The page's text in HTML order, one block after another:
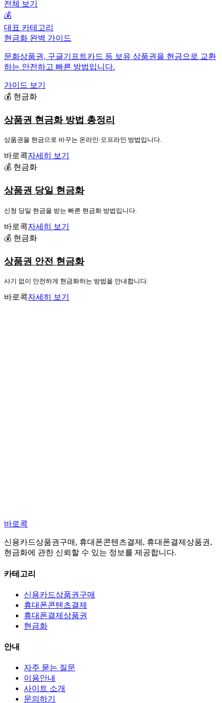
전체 보기
💰
대표 카테고리
현금화 완벽 가이드
문화상품권, 구글기프트카드 등 보유 상품권을 현금으로 교환
하는 안전하고 빠른 방법입니다.
가이드 보기
💰 현금화
상품권 현금화 방법 총정리
상품권을 현금으로 바꾸는 온라인·오프라인 방법입니다.
바로콕자세히 보기
💰 현금화
상품권 당일 현금화
신청 당일 현금을 받는 빠른 현금화 방법입니다.
바로콕자세히 보기
💰 현금화
상품권 안전 현금화
사기 없이 안전하게 현금화하는 방법을 안내합니다.
바로콕자세히 보기
바로콕
신용카드상품권구매, 휴대폰콘텐츠결제, 휴대폰결제상품권,
현금화에 관한 신뢰할 수 있는 정보를 제공합니다.
카테고리
신용카드상품권구매
휴대폰콘텐츠결제
휴대폰결제상품권
현금화
안내
자주 묻는 질문
이용안내
사이트 소개
문의하기